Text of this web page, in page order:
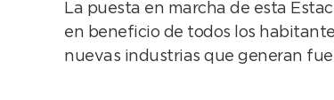
La puesta en marcha de esta
en beneficio de todos los
nuevas industrias que generan